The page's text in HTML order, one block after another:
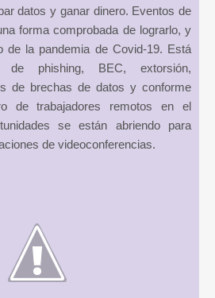
datos y ganar dinero. Eventos de
forma comprobada de lograrlo, y
de la pandemia de Covid-19. Está
phishing, BEC, extorsión,
de brechas de datos y conforme
de trabajadores remotos en el
se están abriendo para
de videoconferencias.